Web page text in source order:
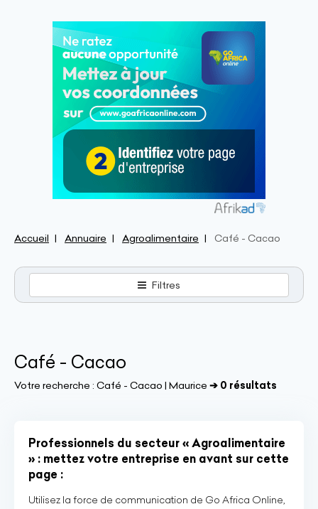
Accueil Annuaire Agroalimentaire Café - Cacao
Filtres
Café - Cacao
Votre recherche : Café - Cacao | Maurice ➔ 0 résultats
Professionnels du secteur « Agroalimentaire
» : mettez votre entreprise en avant sur cette
page :
Utilisez la force de communication de Go Africa Online,